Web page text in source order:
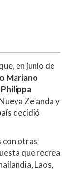
que, en junio de
Mariano
Zelanda y
decidió
con otras
que recrea
Laos,